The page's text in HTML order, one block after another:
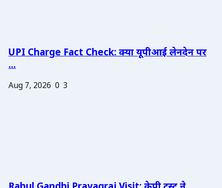
UPI Charge Fact Check: क्या यूपीआई लेनदेन पर
...
Aug 7, 2026 0 3